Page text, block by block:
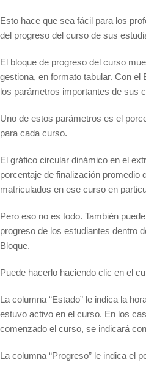
Esto hace que sea fácil para los
del progreso del curso de sus
El bloque de progreso del curso
gestiona, en formato tabular. Con el
los parámetros importantes de sus
Uno de estos parámetros es el
para cada curso.
El gráfico circular dinámico en el
porcentaje de finalización promedio
matriculados en ese curso en
Pero eso no es todo. También
progreso de los estudiantes dentro
Bloque.
Puede hacerlo haciendo clic en el
La columna “Estado” le indica la
estuvo activo en el curso. En los
comenzado el curso, se indicará
La columna “Progreso” le indica el